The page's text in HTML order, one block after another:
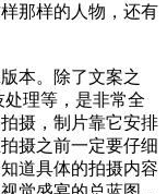
那样的人物，还有
本。除了文案之
理等，是非常全
摄，制片靠它安排
摄之前一定要仔细
道具体的拍摄内容